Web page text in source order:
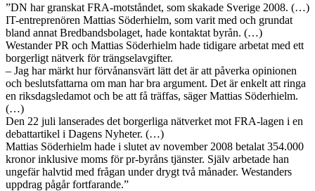
”DN har granskat FRA-motståndet, som skakade Sverige 2008. (…)
IT-entreprenören Mattias Söderhielm, som varit med och grundat
bland annat Bredbandsbolaget, hade kontaktat byrån. (…)
Westander PR och Mattias Söderhielm hade tidigare arbetat med ett
borgerligt nätverk för trängselavgifter.
– Jag har märkt hur förvånansvärt lätt det är att påverka opinionen
och beslutsfattarna om man har bra argument. Det är enkelt att ringa
en riksdagsledamot och be att få träffas, säger Mattias Söderhielm.
(…)
Den 22 juli lanserades det borgerliga nätverket mot FRA-lagen i en
debattartikel i Dagens Nyheter. (…)
Mattias Söderhielm hade i slutet av november 2008 betalat 354.000
kronor inklusive moms för pr-byråns tjänster. Själv arbetade han
ungefär halvtid med frågan under drygt två månader. Westanders
uppdrag pågår fortfarande.”